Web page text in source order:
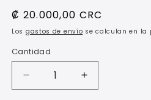
modal
Precio
habitual
₡ 20.000,00 CRC
Los gastos de envío se calculan en la
Cantidad
Reducir
cantidad
Aumentar
cantidad